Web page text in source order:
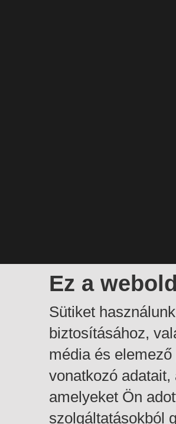
Ez a
Sütiket
biztosításához,
média és
vonatkozó
amelyeket Ön
szolgáltatásokból